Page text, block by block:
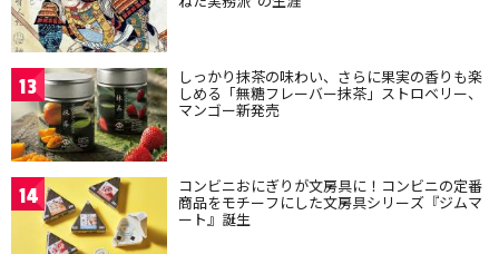
13 しっかり抹茶の味わい、さらに果実の香りも楽
しめる「無糖フレーバー抹茶」ストロベリー、
マンゴー新発売
14 コンビニおにぎりが文房具に！コンビニの定番
商品をモチーフにした文房具シリーズ『ジムマ
ート』誕生